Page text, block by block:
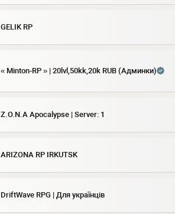
GELIK RP
« Minton-RP » | 20lvl,50kk,20k RUB (Админки)
Z.O.N.A Apocalypse | Server: 1
ARIZONA RP IRKUTSK
DriftWave RPG | Для українців